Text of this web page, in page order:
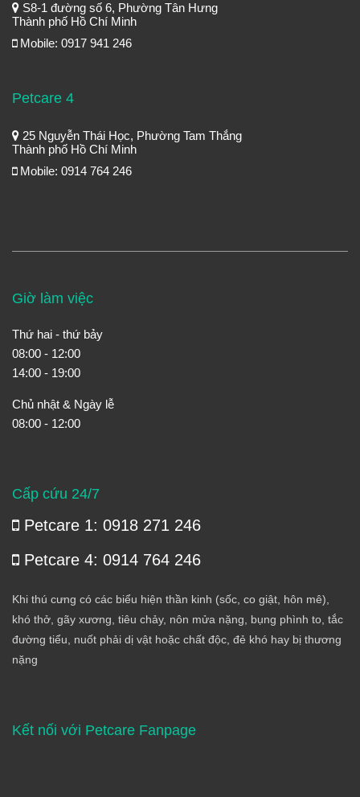
S8-1 đường số 6, Phường Tân Hưng
Thành phố Hồ Chí Minh
Mobile: 0917 941 246
Petcare 4
25 Nguyễn Thái Học, Phường Tam Thắng
Thành phố Hồ Chí Minh
Mobile: 0914 764 246
Giờ làm việc
Thứ hai - thứ bảy
08:00 - 12:00
14:00 - 19:00
Chủ nhật & Ngày lễ
08:00 - 12:00
Cấp cứu 24/7
Petcare 1: 0918 271 246
Petcare 4: 0914 764 246
Khi thú cưng có các biểu hiện thần kinh (sốc, co giật, hôn mê),
khó thở, gãy xương, tiêu chảy, nôn mửa nặng, bụng phình to, tắc
đường tiểu, nuốt phải dị vật hoặc chất độc, đẻ khó hay bị thương
nặng
Kết nối với Petcare Fanpage